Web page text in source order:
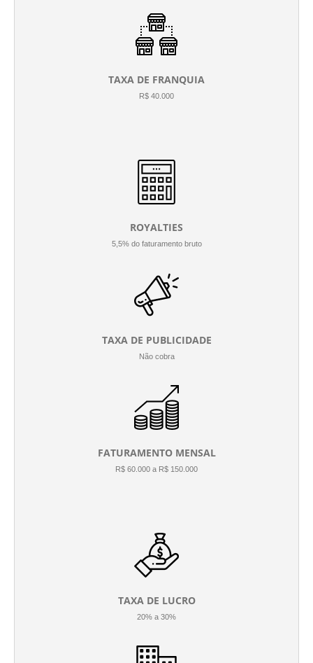
TAXA DE FRANQUIA
R$ 40.000
ROYALTIES
5,5% do faturamento bruto
TAXA DE PUBLICIDADE
Não cobra
FATURAMENTO MENSAL
R$ 60.000 a R$ 150.000
TAXA DE LUCRO
20% a 30%